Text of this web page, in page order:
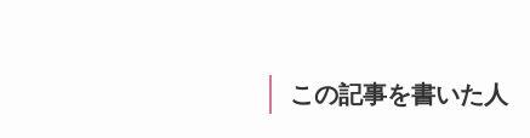
この記事を書いた人